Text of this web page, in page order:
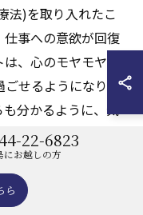
法)を取り入れたこ
仕事への意欲が回復
、心のモヤモヤが
せるようになりま
分かるように、気
な改善をもたら
あると言えます。
することで、さら
しょう。今後も、
22-6823
にお越しの方
ら